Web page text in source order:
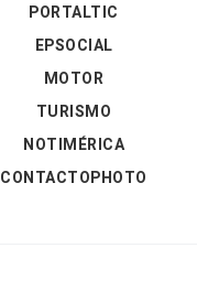
PORTALTIC
EPSOCIAL
MOTOR
TURISMO
NOTIMÉRICA
CONTACTOPHOTO